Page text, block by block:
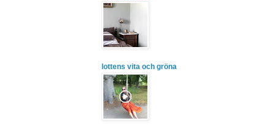
lottens vita och gröna